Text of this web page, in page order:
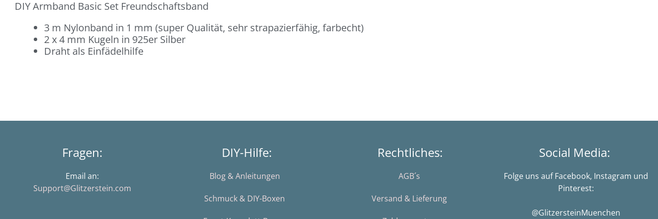
DIY Armband Basic Set Freundschaftsband
3 m Nylonband in 1 mm (super Qualität, sehr strapazierfähig, farbecht)
2 x 4 mm Kugeln in 925er Silber
Draht als Einfädelhilfe
Fragen:
Email an:
Support@Glitzerstein.com
DIY-Hilfe:
Blog & Anleitungen
Schmuck & DIY-Boxen
Rechtliches:
AGB´s
Versand & Lieferung
Social Media:
Folge uns auf Facebook, Instagram und
Pinterest:
@GlitzersteinMuenchen